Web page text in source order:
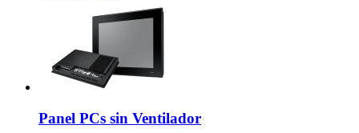
Panel PCs sin Ventilador